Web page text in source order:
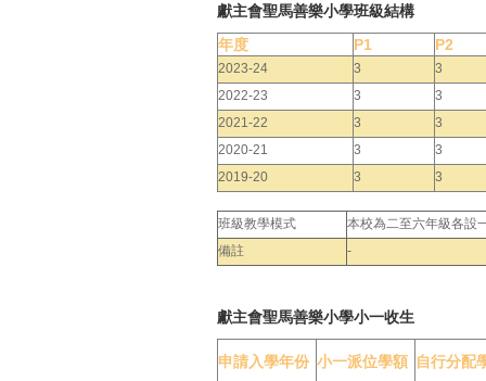
獻主會聖馬善樂小學班級結構
年度
P1 P2
2023-24 3
3
2022-23
3
3
2021-22
3
3
2020-21
3
3
2019-20
3 3
班級教學模式
本校為二至六年級各設
備註
-
獻主會聖馬善樂小學小一收生
申請入學年份 小一派位學額 自行分配